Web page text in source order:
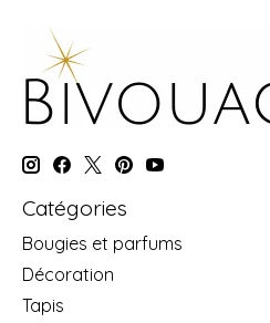
Catégories
Bougies et parfums
Décoration
Tapis